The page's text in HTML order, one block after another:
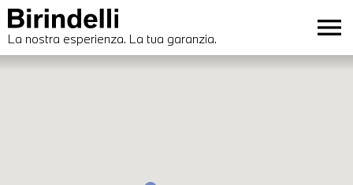
La nostra esperienza. La tua garanzia. menu